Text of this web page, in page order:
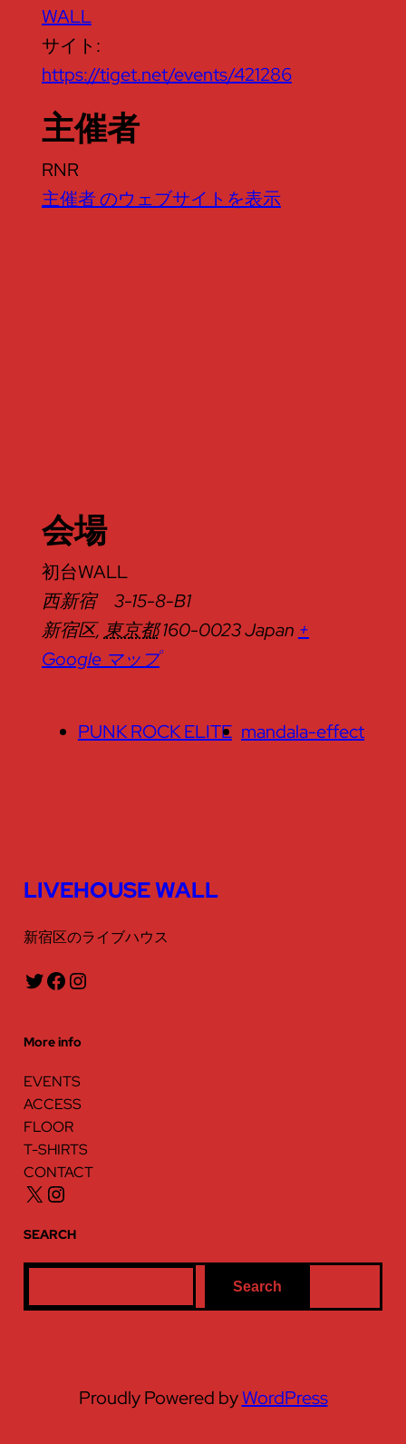
WALL
サイト:
https://tiget.net/events/421286
主催者
RNR
主催者 のウェブサイトを表示
会場
初台WALL
西新宿 3-15-8-B1
新宿区, 東京都160-0023Japan +
Google マップ
PUNK ROCK ELITE mandala-effect
LIVEHOUSE WALL
新宿区のライブハウス
Twitter Facebook Instagram
More info
EVENTS
ACCESS
FLOOR
T-SHIRTS
CONTACT
X Instagram
SEARCH
e
Search
Proudly Powered byWordPress